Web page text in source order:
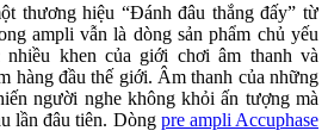
thương hiệu “Đánh đâu thắng đấy” từ
ampli vẫn là dòng sản phẩm chủ yếu
nhiều khen của giới chơi âm thanh và
hàng đầu thế giới. Âm thanh của những
người nghe không khỏi ấn tượng mà
lần đâu tiên. Dòng pre ampli Accuphase